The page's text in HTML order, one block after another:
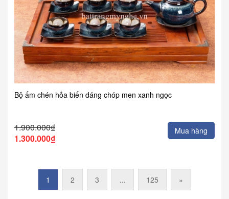
Bộ ấm chén hỏa biến dáng chóp men xanh ngọc
1.900.000₫
1.300.000₫
Mua hàng
1 2 3 ... 125 »